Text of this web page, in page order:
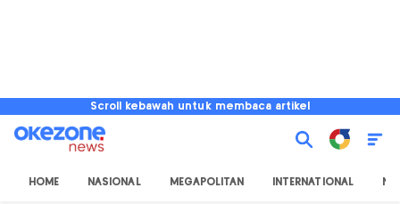
Scroll kebawah untuk membaca artikel
HOME NASIONAL MEGAPOLITAN INTERNATIONAL